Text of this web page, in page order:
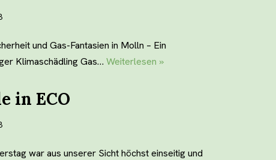
und Gas-Fantasien in Molln – Ein
Klimaschädling Gas… Weiterlesen »
in ECO
war aus unserer Sicht höchst einseitig und